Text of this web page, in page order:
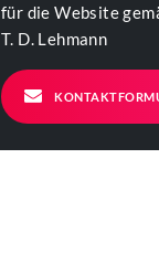
für die Website
T. D. Lehmann